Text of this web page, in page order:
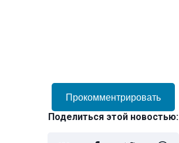
Прокомментрировать
Поделиться этой новостью: